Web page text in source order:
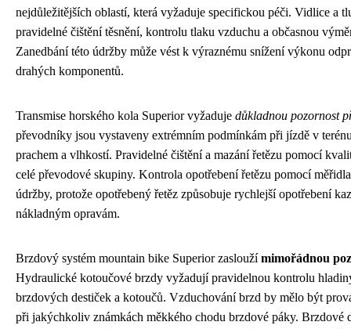
nejdůležitějších oblastí, která vyžaduje specifickou péči. Vidlice a
pravidelné čištění těsnění, kontrolu tlaku vzduchu a občasnou
Zanedbání této údržby může vést k výraznému snížení výkonu
drahých komponentů.
Transmise horského kola Superior vyžaduje důkladnou pozornost
převodníky jsou vystaveny extrémním podmínkám při jízdě v
prachem a vlhkostí. Pravidelné čištění a mazání řetězu pomocí
celé převodové skupiny. Kontrola opotřebení řetězu pomocí
údržby, protože opotřebený řetěz způsobuje rychlejší opotřebení
nákladným opravám.
Brzdový systém mountain bike Superior zasloužímimořádnou
Hydraulické kotoučové brzdy vyžadují pravidelnou kontrolu
brzdových destiček a kotoučů. Vzduchování brzd by mělo být
při jakýchkoliv známkách měkkého chodu brzdové páky. Brzdové